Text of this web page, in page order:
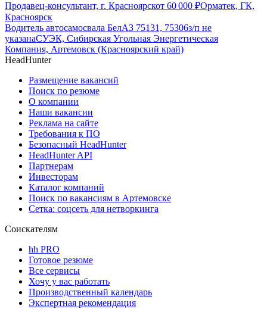
Продавец-консультант, г. Красноярскот 60 000 ₽Орматек, ГК,
Красноярск
Водитель автосамосвала БелАЗ 75131, 75306з/п не
указанаСУЭК, Сибирская Угольная Энергетическая
Компания, Артемовск (Красноярский край)
HeadHunter
Размещение вакансий
Поиск по резюме
О компании
Наши вакансии
Реклама на сайте
Требования к ПО
Безопасный HeadHunter
HeadHunter API
Партнерам
Инвесторам
Каталог компаний
Поиск по вакансиям в Артемовске
Сетка: соцсеть для нетворкинга
Соискателям
hh PRO
Готовое резюме
Все сервисы
Хочу у вас работать
Производственный календарь
Экспертная рекомендация